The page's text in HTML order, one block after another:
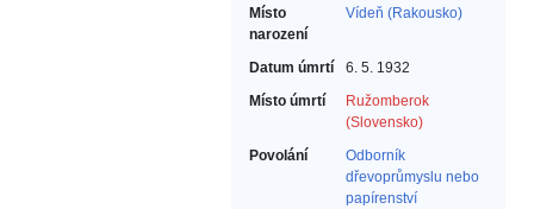
Místo
narození
Vídeň (Rakousko)
Datum úmrtí
6. 5. 1932
Místo úmrtí
Ružomberok
(Slovensko)
Povolání
Odborník
dřevoprůmyslu nebo
papírenství‎